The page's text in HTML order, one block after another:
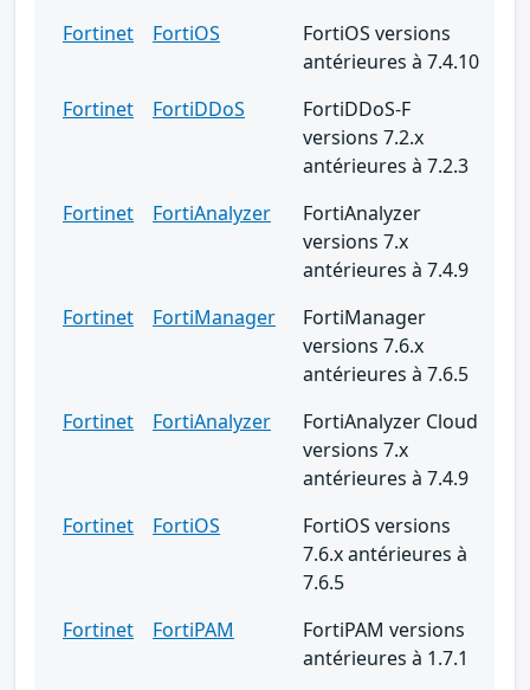
Fortinet
FortiOS
FortiOS versions
antérieures à 7.4.10
Fortinet
FortiDDoS
FortiDDoS-F
versions 7.2.x
antérieures à 7.2.3
Fortinet
FortiAnalyzer
FortiAnalyzer
versions 7.x
antérieures à 7.4.9
Fortinet
FortiManager
FortiManager
versions 7.6.x
antérieures à 7.6.5
Fortinet
FortiAnalyzer
FortiAnalyzer Cloud
versions 7.x
antérieures à 7.4.9
Fortinet
FortiOS
FortiOS versions
7.6.x antérieures à
7.6.5
Fortinet
FortiPAM
FortiPAM versions
antérieures à 1.7.1